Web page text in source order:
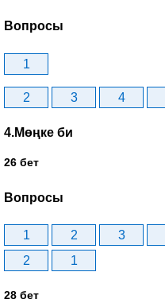
Вопросы
1
2 3 4
4.Мөңке би
26 бет
Вопросы
1 2 3
2
1
28 бет